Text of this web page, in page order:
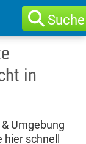
Suche
in
Umgebung
hier schnell